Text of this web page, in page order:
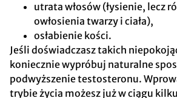
utrata włosów (łysienie, lecz
owłosienia twarzy i ciała),
osłabienie kości.
Jeśli doświadczasz takich
koniecznie wypróbuj naturalne
podwyższenie testosteronu.
trybie życia możesz już w ciągu